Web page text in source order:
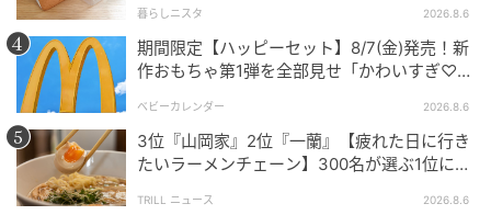
暮らしニスタ 2026.8.6
期間限定【ハッピーセット】8/7(金)発売！新
作おもちゃ第1弾を全部見せ「かわいすぎ♡」
ベビーカレンダー 2026.8.6
3位『山岡家』2位『一蘭』【疲れた日に行き
たいラーメンチェーン】300名が選ぶ1位に
る」
TRILL ニュース 2026.8.6